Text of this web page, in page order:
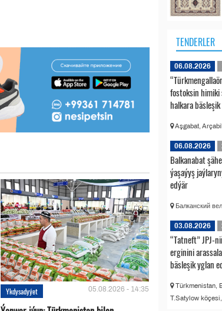
Ykdysadyýet 05.08.2026 - 14:35
TENDERLER
06.08.2026
fostoksin himiki
halkara
Aşgabat,
06.08.2026
Balkanabat
ýaşaýyş
edýär
Балканский
03.08.2026
“Tatneft” JPJ-
erginini
bäsleşik yglan
Türkmenistan,
T.Satylow